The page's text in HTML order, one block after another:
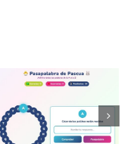
Pasapalabra de
Pascua